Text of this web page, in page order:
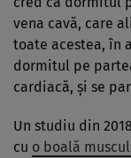
vena cavă, care
toate acestea, în
dormitul pe
cardiacă, și se
Un studiu din
cu o boală